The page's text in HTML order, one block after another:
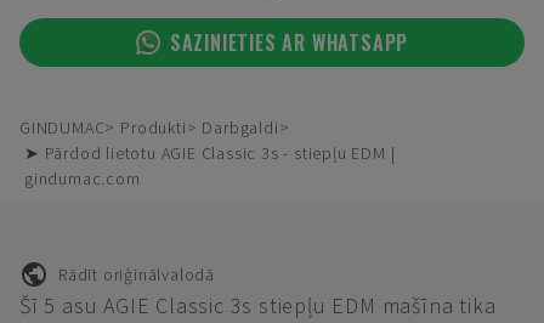
SAZINIETIES AR WHATSAPP
GINDUMAC Produkti
Darbgaldi
➤ Pārdod lietotu AGIE Classic 3s - stiepļu EDM |
gindumac.com
Rādīt oriģinālvalodā
Šī 5 asu AGIE Classic 3s stiepļu EDM mašīna tika